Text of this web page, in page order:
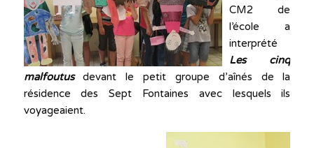
CM2 de
l’école a
interprété
Les cinq
malfoutusdevant le petit groupe d’aînés de la
résidence des Sept Fontaines avec lesquels ils
voyageaient.